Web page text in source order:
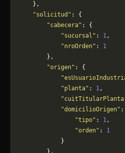
    },
    "solicitud"
: {
        "cabecera"
: {
            "sucursal"
: 1,
            "nroOrden"
: 1
        },
        "origen"
: {
            "planta"
: 1,
            "domicilioOrigen"
                "tipo"
: 1,
                "orden"
: 1
            }
        },